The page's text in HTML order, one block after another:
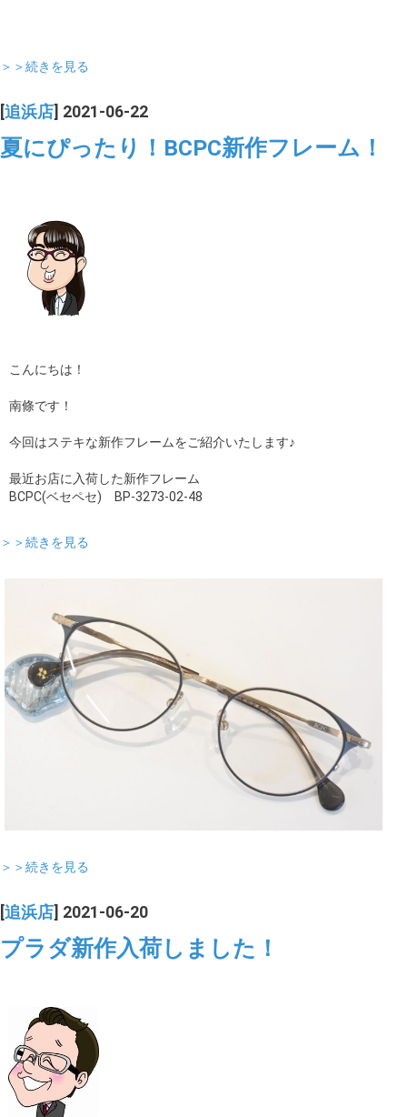
＞＞続きを見る
追浜店 ] 2021-06-22
夏にぴったり！BCPC新作フレーム！
こんにちは！
南條です！
今回はステキな新作フレームをご紹介いたします♪
最近お店に入荷した新作フレーム
BCPC(ベセペセ) BP-3273-02-48
＞＞続きを見る
＞＞続きを見る
追浜店 ] 2021-06-20
プラダ新作入荷しました！